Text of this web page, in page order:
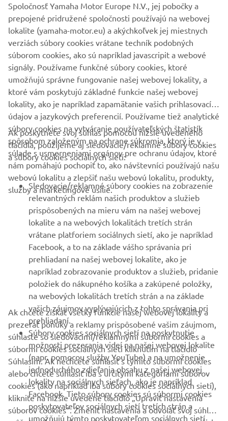
*Inštalácia bude vystavená počas hlavných dní
konferencie 5. júla.
Miesto:Wilhelm Hallen (Berlín, Nemecko)
Oficiálne webové stránky: https://festival.toa.media/
FIREMNÉ STRÁNKY
B2B
VIAC YAMAHA
PODPORA
BULLETIN
Získajte medzi prvými informácie o najnovších ponukách,
špeciálnych akciách, nových verziách a mnoho ďalšieho
PRIHLÁSIŤ SA NA ODBER
Prečítajte si naše Zásady ochrany osobných údajov, aby ste sa
dozvedeli, ako spracovávame vaše osobné údaje:Ochrana
Osobných Údajov
Spoločnosť Yamaha Motor Europe N.V., jej pobočky a
prepojené pridružené spoločnosti používajú na webovej
lokalite (yamaha-motor.eu) a akýchkoľvek jej miestnych
verziách súbory cookies vrátane techník podobných
súborom cookies, ako sú napríklad javascripit a webové
signály. Používame funkčné súbory cookies, ktoré
umožňujú správne fungovanie našej webovej lokality, a
ktoré vám poskytujú základné funkcie našej webovej
lokality, ako je napríklad zapamätanie vašich prihlasovacích
údajov a jazykových preferencií. Používame tiež analytické
súbory cookies na vytváranie používateľských štatistík
spôsobom založeným na ochrane súkromia, ktorý je v
súlade s usmerneniami orgánov pre ochranu údajov, ktoré
nám pomáhajú pochopiť to, ako návštevníci používajú našu
webovú lokalitu a zlepšiť našu webovú lokalitu, produkty,
služby a marketingové úsilie.
Ak poskytnete svoj súhlas pomocou nižšie uvedeného
tlačidla, použijeme aj sledovacie/reklamné súbory cookies
a súbory cookies sociálnych sietí:
Sledovacie/reklamné súbory cookies na zobrazenie
relevantných reklám našich produktov a služieb
prispôsobených na mieru vám na našej webovej
lokalite a na webových lokalitách tretích strán
vrátane platforiem sociálnych sietí, ako je napríklad
Facebook, a to na základe vášho správania pri
prehliadaní na našej webovej lokalite, ako je
napríklad zobrazovanie produktov a služieb, pridanie
položiek do nákupného košíka a zakúpené položky,
na webových lokalitách tretích strán a na základe
vašich záujmov vyplývajúcich z tohto správania pri
prehliadaní.
Súbory cookies sociálnych sietí na poskytnutie
možnosti prezerania videí na našej webovej lokalite
(napr. pomocou služby YouTube) a na umožnenie
jednoduchého zdieľania obsahu z našej webovej
lokality na sociálnych sieťach, ako je napríklad
Facebook. Tieto súbory cookies sú súbormi cookies
poskytovateľov sociálnych sietí tretích strán a
umožňujú týmto poskytovateľom sociálnych sietí
Ak chcete získať všetky funkcie našej webovej lokality a
prezerať ponuky a reklamy prispôsobené vašim záujmom,
súhlaste so sledovacími/reklamnými súbormi cookies a
súbormi cookies sociálnych sietí kliknutím na tlačidlo
Súhlasím. Ak nechcete súhlasiť s týmito súbormi cookies
alebo chcete súhlasiť iba s určitými kategóriami súborov
cookies (ako napríklad iba súbory cookies sociálnych sietí),
kliknite na nižšie uvedené tlačidlo „Upraviť nastavenia
súborov cookies“. Zmeniť nastavenia a odvolať svoj súhlas